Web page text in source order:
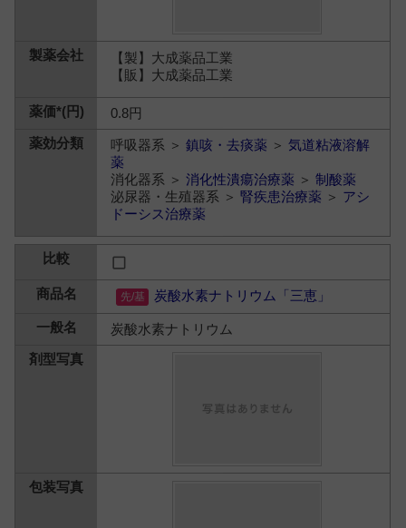
【製】大成薬品工業
【販】大成薬品工業
0.8円
呼吸器系 ＞鎮咳・去痰薬 ＞気道粘液溶解
薬
消化器系 ＞消化性潰瘍治療薬 ＞制酸薬
泌尿器・生殖器系 ＞腎疾患治療薬 ＞ アシ
ドーシス治療薬
炭酸水素ナトリウム「三恵」
炭酸水素ナトリウム